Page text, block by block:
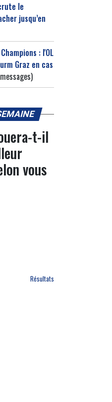
le
jusqu’en
: l'OL
Graz en cas
t-il
vous
Résultats